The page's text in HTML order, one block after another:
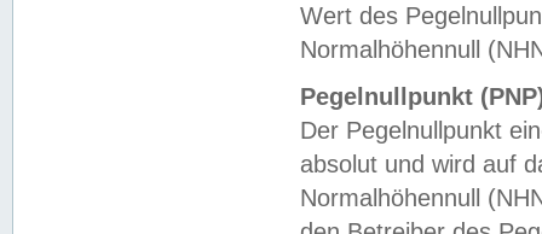
Wert des
Normalhöhennull
Pegelnullpunkt
Der Pegelnullpunkt
absolut und wird auf
Normalhöhennull